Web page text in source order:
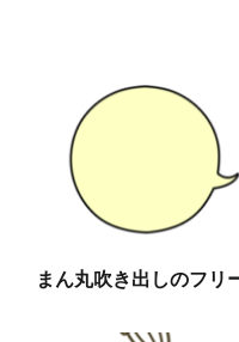
まん丸吹き出しのフ